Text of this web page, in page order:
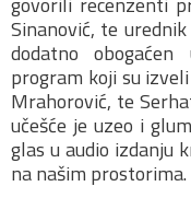
Sinanović, te
dodatno
program koji su
Mrahorović, te
učešće je uzeo i
glas u audio izdanju
na našim prostorima.